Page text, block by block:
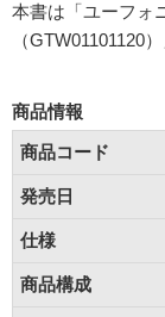
本書は「ユーフォ
（GTW01101120
商品情報
商品コード
発売日
仕様
商品構成